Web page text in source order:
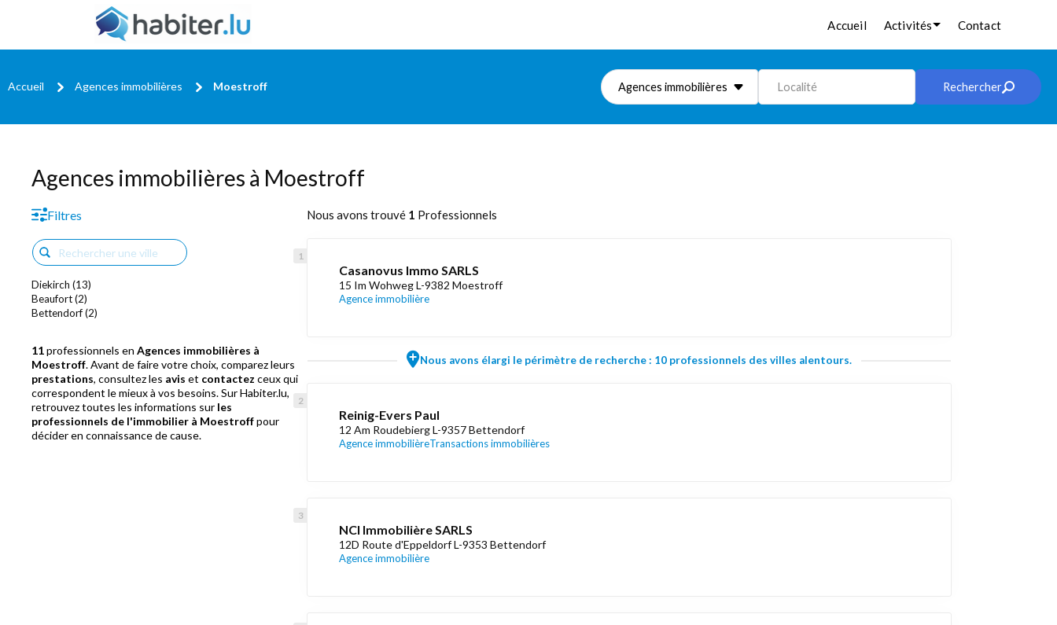
Accueil Activités Contact
Accueil Agences immobilières Moestroff Agences immobilières Localité Rechercher
Agences immobilières à Moestroff
Filtres
Diekirch (13)
Beaufort (2)
Bettendorf (2)
11professionnels en Agences immobilières à
Moestroff. Avant de faire votre choix, comparez leurs
prestations, consultez les avis et contactez ceux qui
correspondent le mieux à vos besoins. Sur Habiter.lu,
retrouvez toutes les informations sur les
professionnels de l'immobilier à Moestroffpour
décider en connaissance de cause.
Nous avons trouvé 1 Professionnels
Casanovus Immo SARLS
15 Im Wohweg L-9382 Moestroff
Agence immobilière
Nous avons élargi le périmètre de recherche : 10 professionnels des villes alentours.
Reinig-Evers Paul
12 Am Roudebierg L-9357 Bettendorf
Agence immobilièreTransactions immobilières
NCI Immobilière SARLS
12D Route d'Eppeldorf L-9353 Bettendorf
Agence immobilière